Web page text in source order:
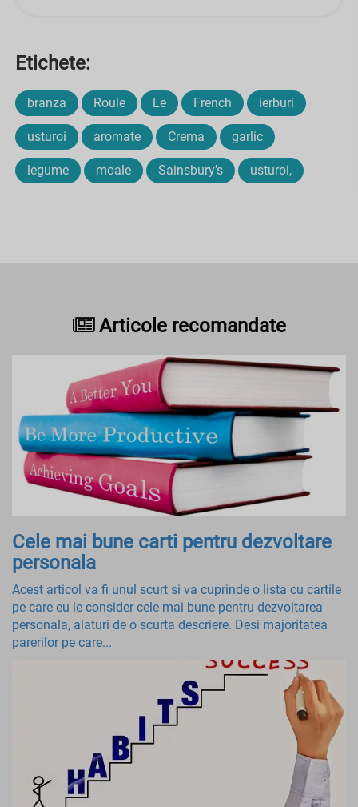
Etichete:
branza Roule Le French ierburi
usturoi aromate Crema garlic
legume moale Sainsbury's usturoi,
Articole recomandate
Cele mai bune carti pentru dezvoltare
personala
Acest articol va fi unul scurt si va cuprinde o lista cu cartile
pe care eu le consider cele mai bune pentru dezvoltarea
personala, alaturi de o scurta descriere. Desi majoritatea
parerilor pe care...